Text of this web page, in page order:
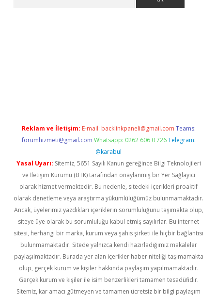
Reklam ve İletişim: E-mail: backlinkpaneli@gmail.com Teams:
forumhizmeti@gmail.com Whatsapp: 0262 606 0 726 Telegram:
@karabul
Yasal Uyarı: Sitemiz, 5651 Sayılı Kanun gereğince Bilgi Teknolojileri
ve İletişim Kurumu (BTK) tarafından onaylanmış bir Yer Sağlayıcı
olarak hizmet vermektedir. Bu nedenle, sitedeki içerikleri proaktif
olarak denetleme veya araştırma yükümlülüğümüz bulunmamaktadır.
Ancak, üyelerimiz yazdıkları içeriklerin sorumluluğunu taşımakta olup,
siteye üye olarak bu sorumluluğu kabul etmiş sayılırlar. Bu internet
sitesi, herhangi bir marka, kurum veya şahıs şirketi ile hiçbir bağlantısı
bulunmamaktadır. Sitede yalnızca kendi hazırladığımız makaleler
paylaşılmaktadır. Burada yer alan içerikler haber niteliği taşımamakta
olup, gerçek kurum ve kişiler hakkında paylaşım yapılmamaktadır.
Gerçek kurum ve kişiler ile isim benzerlikleri tamamen tesadüfidir.
Sitemiz, kar amacı gütmeyen ve tamamen ücretsiz bir bilgi paylaşım